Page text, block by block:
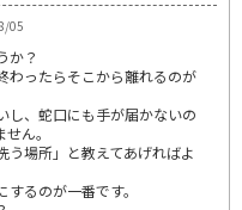
05
か？
わったらそこから離れるのが
し、蛇口にも手が届かないの
ん。
う場所」と教えてあげればよ
るのが一番です。